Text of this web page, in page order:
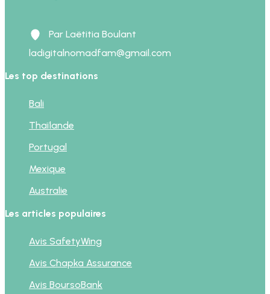
Par Laëtitia Boulant
ladigitalnomadfam@gmail.com
Les top destinations
Bali
Thaïlande
Portugal
Mexique
Australie
Les articles populaires
Avis SafetyWing
Avis Chapka Assurance
Avis BoursoBank